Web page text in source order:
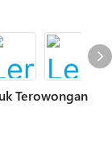
Terowongan